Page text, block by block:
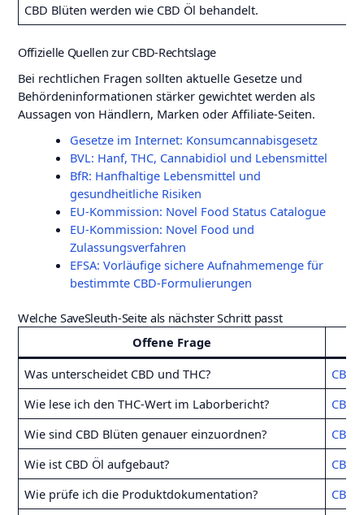
CBD Blüten werden wie CBD Öl behandelt.
Offizielle Quellen zur CBD-Rechtslage
Bei rechtlichen Fragen sollten aktuelle Gesetze und
Behördeninformationen stärker gewichtet werden als
Aussagen von Händlern, Marken oder Affiliate-Seiten.
Gesetze im Internet: Konsumcannabisgesetz
BVL: Hanf, THC, Cannabidiol und Lebensmittel
BfR: Hanfhaltige Lebensmittel und
gesundheitliche Risiken
EU-Kommission: Novel Food Status Catalogue
EU-Kommission: Novel Food und
Zulassungsverfahren
EFSA: Vorläufige sichere Aufnahmemenge für
bestimmte CBD-Formulierungen
Welche SaveSleuth-Seite als nächster Schritt passt
Offene Frage
Was unterscheidet CBD und THC?
CBD
Wie lese ich den THC-Wert im Laborbericht?
CBD
Wie sind CBD Blüten genauer einzuordnen?
CBD
Wie ist CBD Öl aufgebaut?
CBD
Wie prüfe ich die Produktdokumentation?
CBD